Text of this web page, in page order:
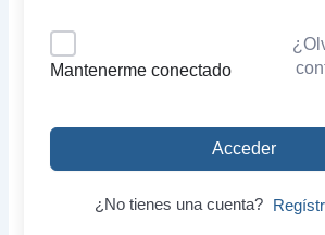
Mantenerme conectado
Acceder
¿No tienes una cuenta?